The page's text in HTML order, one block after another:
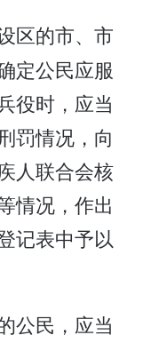
区的市、市
定公民应服
役时，应当
罚情况，向
人联合会核
情况，作出
记表中予以
公民，应当